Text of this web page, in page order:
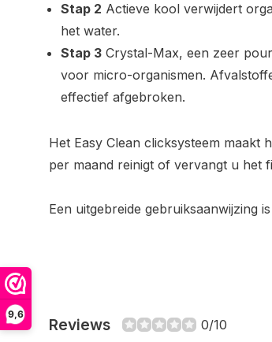
9,6
Stap 2 Actieve kool verwijdert
het water.
Stap 3 Crystal-Max, een zeer
voor micro-organismen.
effectief afgebroken.
Het Easy Clean clicksysteem maakt
per maand reinigt of vervangt u het
Een uitgebreide gebruiksaanwijzing
Reviews 0/10